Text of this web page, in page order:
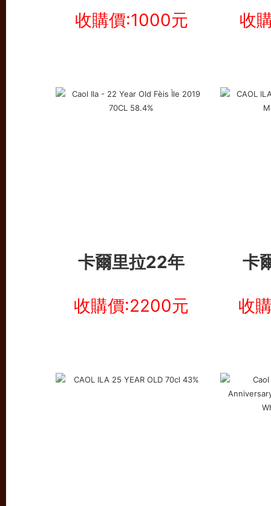
收購價:1000元 收
卡爾里拉22年 卡
收購價:2200元 收